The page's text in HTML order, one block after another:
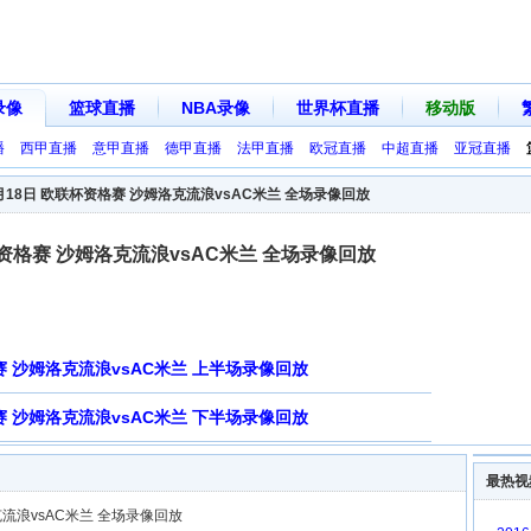
像 篮球直播 NBA录像 世界杯直播 移动版
西甲直播 意甲直播 德甲直播 法甲直播 欧冠直播 中超直播 亚冠直播
18日 欧联杯资格赛 沙姆洛克流浪vsAC米兰 全场录像回放
格赛 沙姆洛克流浪vsAC米兰 全场录像回放
沙姆洛克流浪vsAC米兰 上半场录像回放
沙姆洛克流浪vsAC米兰 下半场录像回放
浪vsAC米兰 全场录像回放
最热